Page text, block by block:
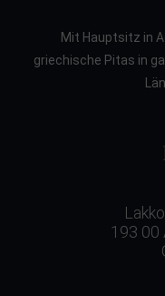
Mit Hauptsitz in
griechische Pitas in
193 00